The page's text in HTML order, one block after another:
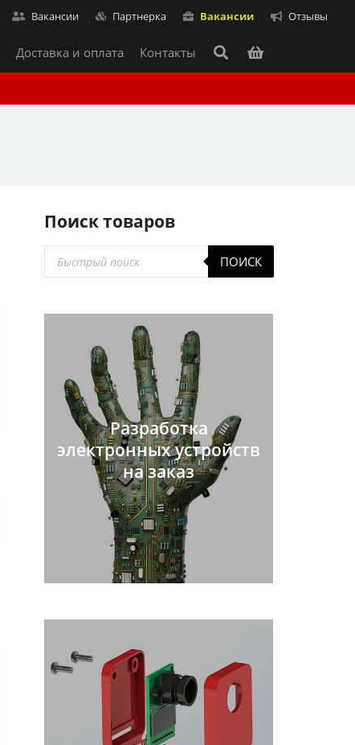
Вакансии Партнерка Вакансии Отзывы
Доставка и оплата Контакты
Поиск товаров
Поиск
товаров
ПОИСК
Разработка
электронных устройств
на заказ